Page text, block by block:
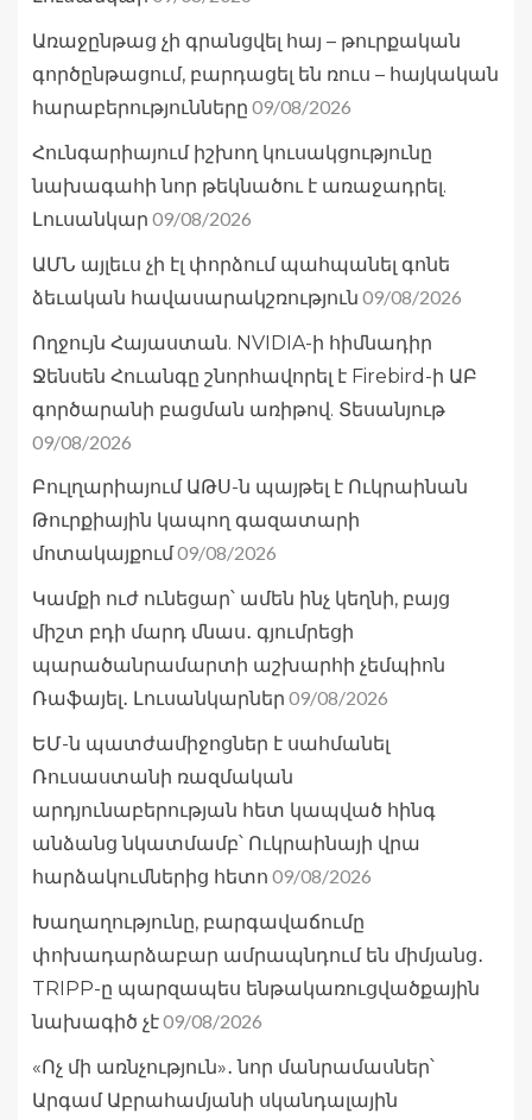
Առաջընթաց չի գրանցվել հայ – թուրքական
գործընթացում, բարդացել են ռուս – հայկական
հարաբերությունները 09/08/2026
Հունգարիայում իշխող կուսակցությունը
նախագահի նոր թեկնածու է առաջադրել.
Լուսանկար 09/08/2026
ԱՄՆ այլեւս չի էլ փորձում պահպանել գոնե
ձեւական հավասարակշռություն 09/08/2026
Ողջույն Հայաստան. NVIDIA-ի հիմնադիր
Ջենսեն Հուանգը շնորհավորել է Firebird-ի ԱԲ
գործարանի բացման առիթով. Տեսանյութ
09/08/2026
Բուլղարիայում ԱԹՍ-ն պայթել է Ուկրաինան
Թուրքիային կապող գազատարի
մոտակայքում09/08/2026
Կամքի ուժ ունեցար՝ ամեն ինչ կեղնի, բայց
միշտ բդի մարդ մնաս․ գյումրեցի
պարածանրամարտի աշխարհի չեմպիոն
Ռաֆայել․ Լուսանկարներ 09/08/2026
ԵՄ-ն պատժամիջոցներ է սահմանել
Ռուսաստանի ռազմական
արդյունաբերության հետ կապված հինգ
անձանց նկատմամբ՝ Ուկրաինայի վրա
հարձակումներից հետո 09/08/2026
Խաղաղությունը, բարգավաճումը
փոխադարձաբար ամրապնդում են միմյանց․
TRIPP-ը պարզապես ենթակառուցվածքային
նախագիծ չէ09/08/2026
«Ոչ մի առնչություն»․ նոր մանրամասներ՝
Արգամ Աբրահամյանի սկանդալային